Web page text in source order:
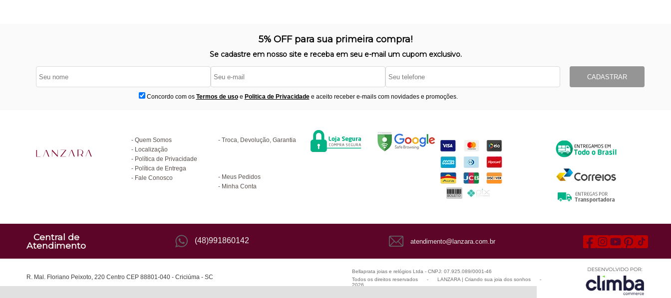
5% OFF para sua primeira compra!
Se cadastre em nosso site e receba em seu e-mail um cupom exclusivo.
Concordo com os Termos de usoe Politica de Privacidadee aceito receber e-mails com novidades e promoções.
CADASTRAR
Quem Somos
Localização
Política de Privacidade
Política de Entrega
Fale Conosco
Troca, Devolução, Garantia
Meus Pedidos
Minha Conta
Central de
Atendimento
(48)991860142 atendimento@lanzara.com.br
R. Mal. Floriano Peixoto, 220 Centro CEP 88801-040 - Criciúma - SC
Bellaprata joias e relógios Ltda - CNPJ: 07.925.089/0001-46
Todos os direitos reservados
- LANZARA | Criando sua joia dos sonhos
-
2026